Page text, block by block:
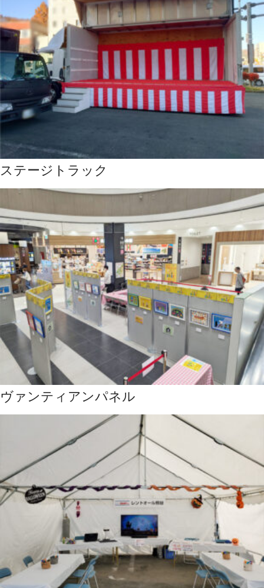
ステージトラック
ヴァンティアンパネル